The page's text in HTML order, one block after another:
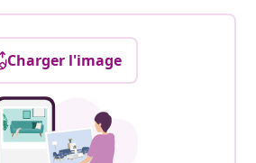
Charger l'image